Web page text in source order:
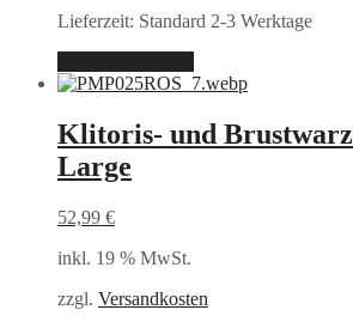
Lieferzeit: Standard 2-3 Werktage
Klitoris- und
Large
52,99 €
inkl. 19 % MwSt.
zzgl. Versandkosten